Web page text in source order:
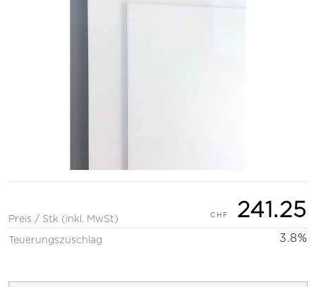
Preis / Stk (inkl. MwSt) 241.25
Teuerungszuschlag 3.8%